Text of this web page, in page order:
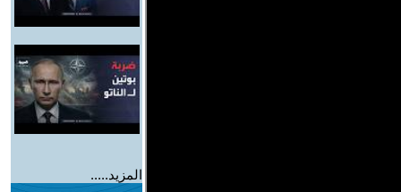
المزيد.....